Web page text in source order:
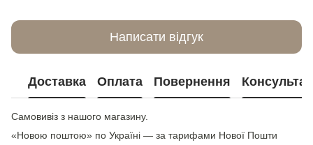
Написати відгук
Доставка Оплата Повернення
Самовивіз з нашого магазину.
«Новою поштою» по Україні — за тарифами Нової Пошти